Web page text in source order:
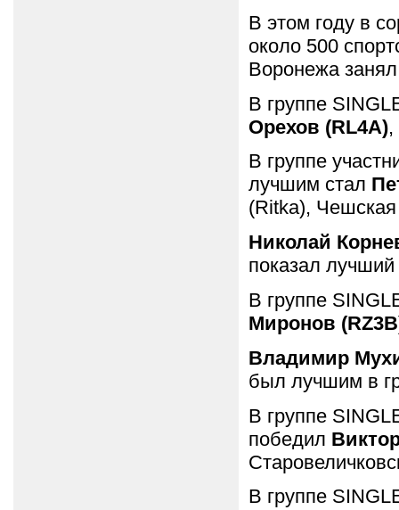
В этом году в
около 500
Воронежа
В группе
Орехов (RL4A),
В группе
лучшим стал
(Ritka),
Николай
показал лучший
В группе
Миронов
Владимир
был лучшим в
В группе
победил
В группе